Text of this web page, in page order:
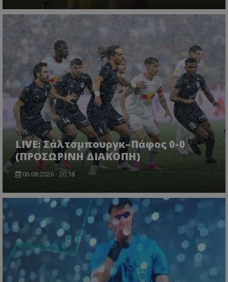
LIVE: Σάλτσμπουργκ–Πάφος 0-0
(ΠΡΟΣΩΡΙΝΗ ΔΙΑΚΟΠΗ)
06.08.2026 - 20:18